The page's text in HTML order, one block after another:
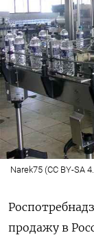
Narek75 (CC BY-SA
продажу в